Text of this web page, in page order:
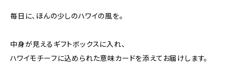
毎日に、ほんの少しのハワイの風を。
中身が見えるギフトボックスに入れ、
ハワイモチーフに込められた意味カードを添えてお届けします。